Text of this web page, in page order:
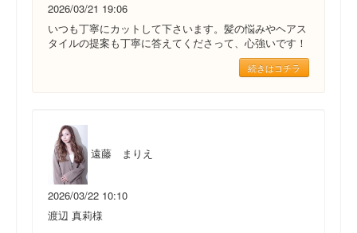
2026/03/21 19:06
いつも丁寧にカットして下さいます。髪の悩みやヘアス
タイルの提案も丁寧に答えてくださって、心強いです！
続きはコチラ
遠藤 まりえ
2026/03/22 10:10
渡辺 真莉様